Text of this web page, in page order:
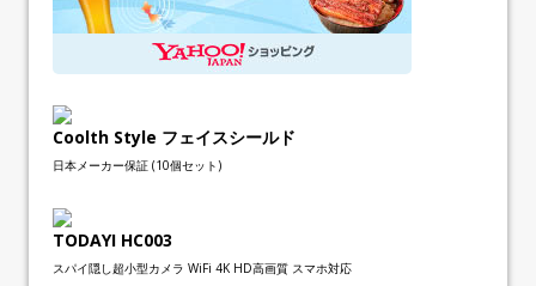
Coolth Style フェイスシールド
日本メーカー保証 (10個セット)
TODAYI HC003
スパイ隠し超小型カメラ WiFi 4K HD高画質 スマホ対応